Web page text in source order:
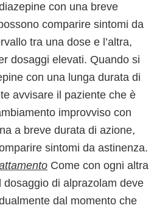
con una breve
comparire sintomi da
tra una dose e l’altra,
dosaggi elevati. Quando si
con una lunga durata di
avvisare il paziente che è
improvviso con
a breve durata di azione,
sintomi da astinenza.
Come con ogni altra
dosaggio di alprazolam deve
dal momento che